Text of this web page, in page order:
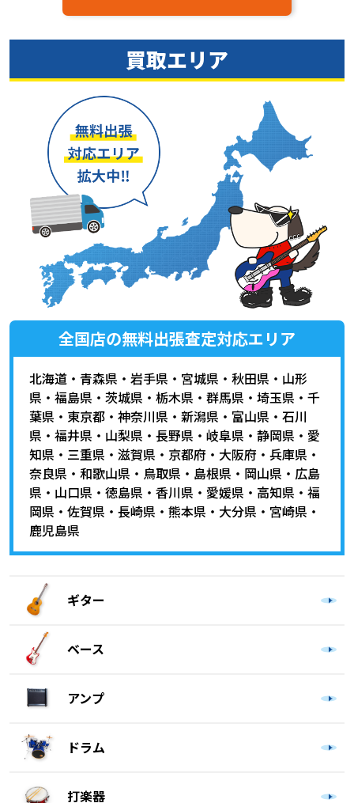
買取エリア
全国店の無料出張査定対応エリア
北海道 ・ 青森県 ・ 岩手県 ・ 宮城県 ・ 秋田県 ・ 山形
県 ・ 福島県 ・ 茨城県 ・ 栃木県 ・ 群馬県 ・ 埼玉県 ・ 千
葉県 ・ 東京都 ・ 神奈川県 ・ 新潟県 ・ 富山県 ・ 石川
県 ・ 福井県 ・ 山梨県 ・ 長野県 ・ 岐阜県 ・ 静岡県 ・ 愛
知県 ・ 三重県 ・ 滋賀県 ・ 京都府 ・ 大阪府 ・ 兵庫県 ・
奈良県 ・ 和歌山県 ・ 鳥取県 ・ 島根県 ・ 岡山県 ・ 広島
県 ・ 山口県 ・ 徳島県 ・ 香川県 ・ 愛媛県 ・ 高知県 ・ 福
岡県 ・ 佐賀県 ・ 長崎県 ・ 熊本県 ・ 大分県 ・ 宮崎県 ・
鹿児島県
ギター
ベース
アンプ
ドラム
打楽器